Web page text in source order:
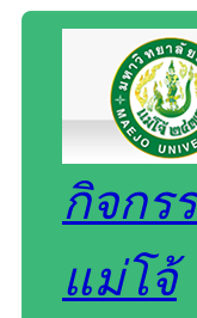
กิจกร
แม่โจ้